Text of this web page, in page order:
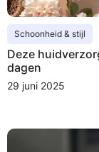
Schoonheid & stijl
Deze
dagen
29 juni 2025